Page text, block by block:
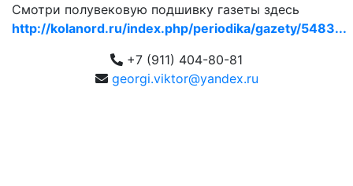
Смотри полувековую подшивку газеты здесь
http://kolanord.ru/index.php/periodika/gazety/5483...
+7 (911) 404-80-81
georgi.viktor@yandex.ru